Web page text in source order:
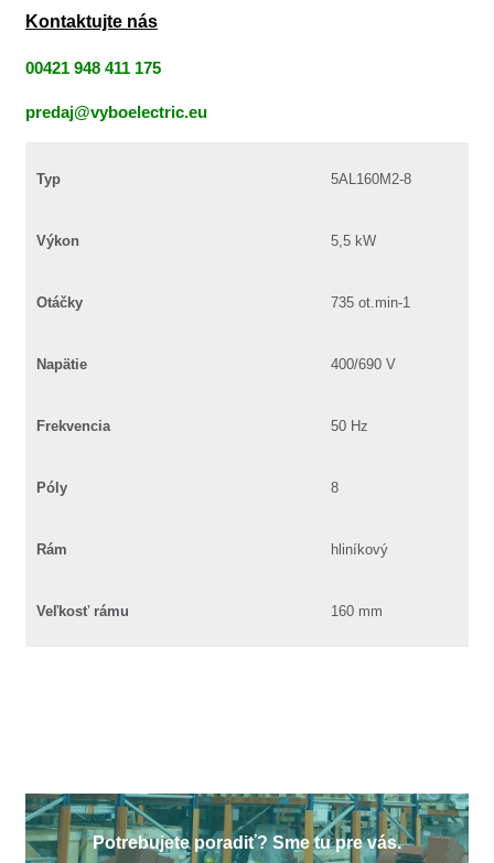
Kontaktujte nás
00421 948 411 175
predaj@vyboelectric.eu
Typ 5AL160M2-8
Výkon 5,5 kW
Otáčky 735 ot.min-1
Napätie 400/690 V
Frekvencia 50 Hz
Póly 8
Rám hliníkový
Veľkosť rámu 160 mm
Potrebujete poradiť? Sme tu pre vás.